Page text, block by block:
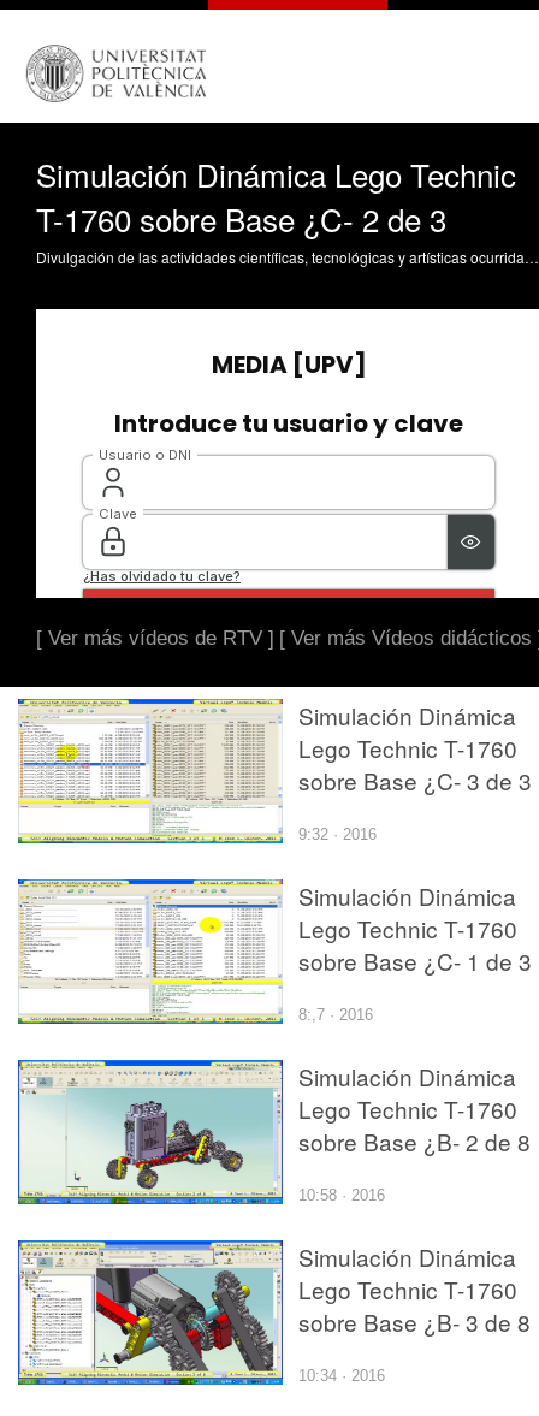
Simulación Dinámica Lego Technic
T-1760 sobre Base ¿C- 2 de 3
Divulgación de las actividades científicas, tecnológicas y artísticas ocurridas en los tres campus de la UPV
[ Ver más vídeos de RTV ] [ Ver más Vídeos didácticos
Simulación Dinámica
Lego Technic T-1760
sobre Base ¿C- 3 de 3
9:32 · 2016
Simulación Dinámica
Lego Technic T-1760
sobre Base ¿C- 1 de 3
8:,7 · 2016
Simulación Dinámica
Lego Technic T-1760
sobre Base ¿B- 2 de 8
10:58 · 2016
Simulación Dinámica
Lego Technic T-1760
sobre Base ¿B- 3 de 8
10:34 · 2016